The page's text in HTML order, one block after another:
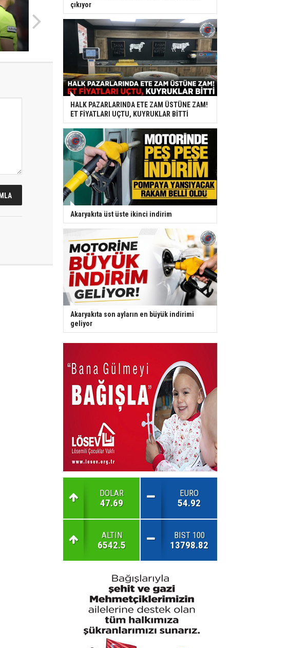
çıkıyor
HALK PAZARLARINDA ETE ZAM ÜSTÜNE ZAM!
ET FİYATLARI UÇTU, KUYRUKLAR BİTTİ
Akaryakıta üst üste ikinci indirim
Akaryakıta son ayların en büyük indirimi
geliyor
DOLAR
47.69
EURO
54.92
ALTIN
6542.5
BIST 100
13798.82